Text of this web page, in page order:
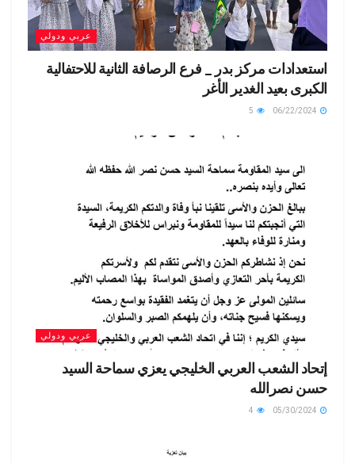
عربي ودولي
استعدادات مركز بدر _ فرع الرصافة الثانية للاحتفالية
الكبرى بعيد الغدير الأغر
عربي ودولي
إتحاد الشعب العربي الخليجي يعزي سماحة السيد
حسن نصرالله